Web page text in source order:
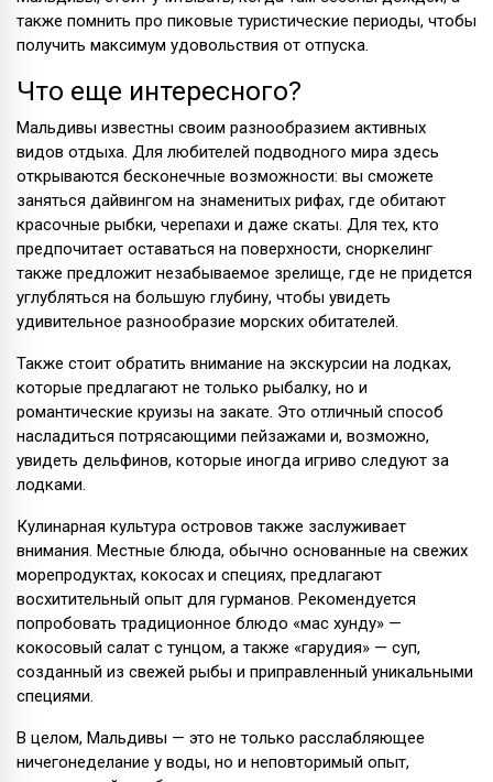
также помнить про пиковые туристические периоды, чтобы
получить максимум удовольствия от отпуска.
Что еще интересного?
Мальдивы известны своим разнообразием активных
видов отдыха. Для любителей подводного мира здесь
открываются бесконечные возможности: вы сможете
заняться дайвингом на знаменитых рифах, где обитают
красочные рыбки, черепахи и даже скаты. Для тех, кто
предпочитает оставаться на поверхности, сноркелинг
также предложит незабываемое зрелище, где не придется
углубляться на большую глубину, чтобы увидеть
удивительное разнообразие морских обитателей.
Также стоит обратить внимание на экскурсии на лодках,
которые предлагают не только рыбалку, но и
романтические круизы на закате. Это отличный способ
насладиться потрясающими пейзажами и, возможно,
увидеть дельфинов, которые иногда игриво следуют за
лодками.
Кулинарная культура островов также заслуживает
внимания. Местные блюда, обычно основанные на свежих
морепродуктах, кокосах и специях, предлагают
восхитительный опыт для гурманов. Рекомендуется
попробовать традиционное блюдо «мас хунду» —
кокосовый салат с тунцом, а также «гарудия» — суп,
созданный из свежей рыбы и приправленный уникальными
специями.
В целом, Мальдивы — это не только расслабляющее
ничегонеделание у воды, но и неповторимый опыт,